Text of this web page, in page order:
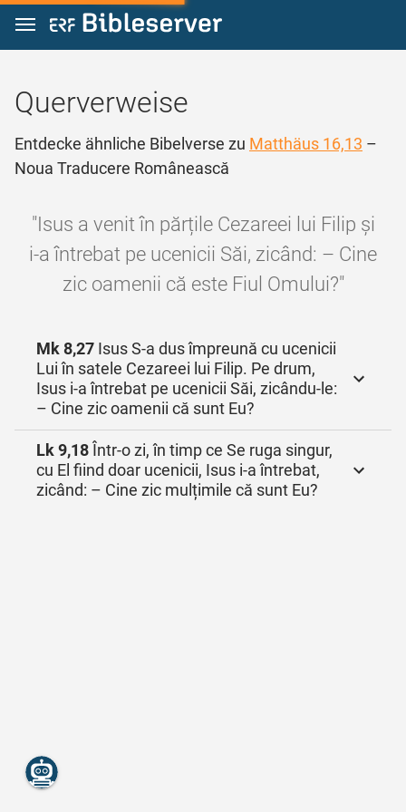
Zum Inhalt springen
Querverweise
Entdecke ähnliche Bibelverse zu Matthäus 16,13 –
Noua Traducere Românească
"Isus a venit în părțile Cezareei lui Filip și
i‑a întrebat pe ucenicii Săi, zicând: – Cine
zic oamenii că este Fiul Omului?"
Mk 8,27 Isus S‑a dus împreună cu ucenicii
Lui în satele Cezareei lui Filip. Pe drum,
Isus i‑a întrebat pe ucenicii Săi, zicându‑le:
– Cine zic oamenii că sunt Eu?
Lk 9,18 Într‑o zi, în timp ce Se ruga singur,
cu El fiind doar ucenicii, Isus i‑a întrebat,
zicând: – Cine zic mulțimile că sunt Eu?